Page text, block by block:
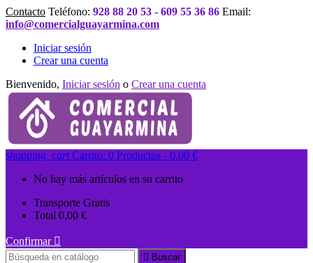
Contacto Teléfono: 928 88 20 53 - 609 55 36 86 Email:
info@comercialguayarmina.com
Iniciar sesión
Crear una cuenta
Bienvenido, Iniciar sesión o Crear una cuenta
shopping_cart Carrito: 0 Productos - 0,00 €
No hay más artículos en su carrito
Transporte Gratis
Total 0,00 €
Confirmar 
 Buscar